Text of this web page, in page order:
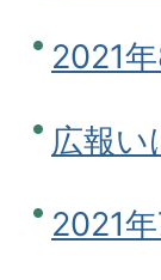
2021
広報い
2021